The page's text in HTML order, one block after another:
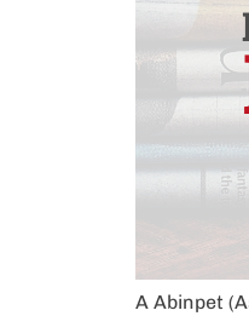
A Abinpet